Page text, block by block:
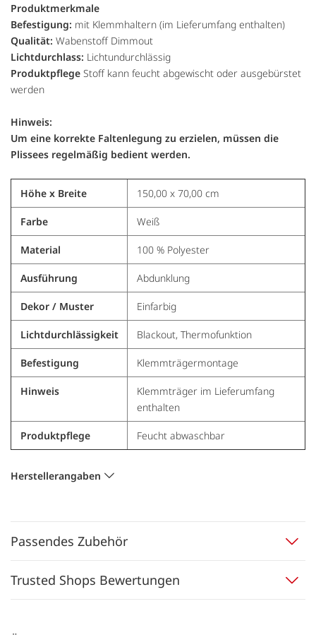
Produktmerkmale
Befestigung: mit Klemmhaltern (im Lieferumfang enthalten)
Qualität: Wabenstoff Dimmout
Lichtdurchlass: Lichtundurchlässig
Produktpflege Stoff kann feucht abgewischt oder ausgebürstet
werden
Hinweis:
Um eine korrekte Faltenlegung zu erzielen, müssen die
Plissees regelmäßig bedient werden.
Höhe x Breite 150,00 x 70,00 cm
Farbe Weiß
Material 100 % Polyester
Ausführung Abdunklung
Dekor / Muster Einfarbig
Lichtdurchlässigkeit Blackout, Thermofunktion
Befestigung Klemmträgermontage
Hinweis
Klemmträger im Lieferumfang
enthalten
Produktpflege Feucht abwaschbar
Herstellerangaben
Passendes Zubehör
Trusted Shops Bewertungen